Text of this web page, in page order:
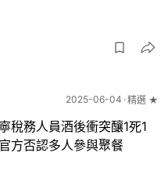
2025-06-04 精選 ★
稅務人員酒後衝突釀1死1
方否認多人參與聚餐